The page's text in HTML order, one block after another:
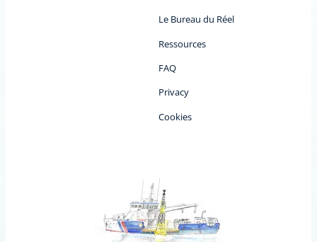
Le Bureau du Réel
Ressources
FAQ
Privacy
Cookies